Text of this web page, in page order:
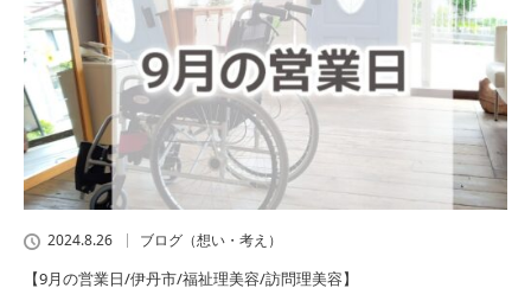
2024.8.26 ブログ（想い・考え）
【9月の営業日/伊丹市/福祉理美容/訪問理美容】